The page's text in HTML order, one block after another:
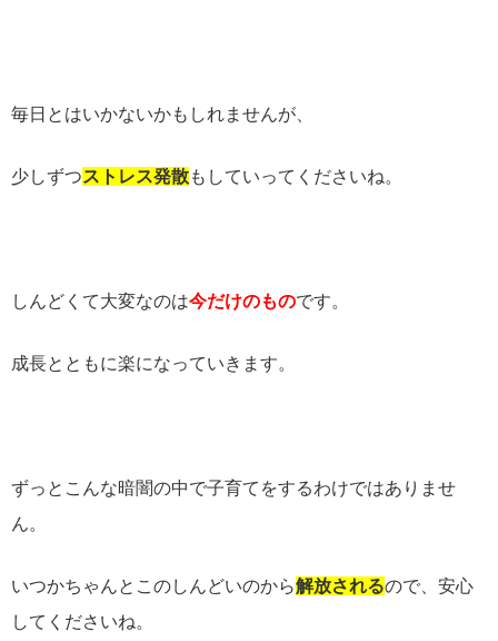
毎日とはいかないかもしれませんが、
少しずつストレス発散もしていってくださいね。
しんどくて大変なのは今だけのものです。
成長とともに楽になっていきます。
ずっとこんな暗闇の中で子育てをするわけではありませ
ん。
いつかちゃんとこのしんどいのから解放されるので、安心
してくださいね。